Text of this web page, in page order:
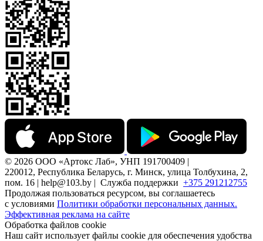
© 2026 ООО «Артокс Лаб», УНП 191700409 |
220012, Республика Беларусь, г. Минск, улица Толбухина, 2,
пом. 16 | help@103.by | Служба поддержки +375 291212755
Продолжая пользоваться ресурсом, вы соглашаетесь
с условиями Политики обработки персональных данных.
Эффективная реклама на сайте
Обработка файлов cookie
Наш сайт использует файлы cookie для обеспечения удобства